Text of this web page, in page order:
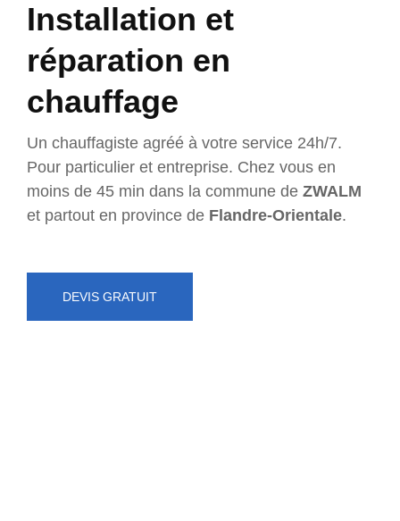
Installation et
réparation en
chauffage
Un chauffagiste agréé à votre service 24h/7.
Pour particulier et entreprise. Chez vous en
moins de 45 min dans la commune de ZWALM
et partout en province de Flandre-Orientale.
DEVIS GRATUIT